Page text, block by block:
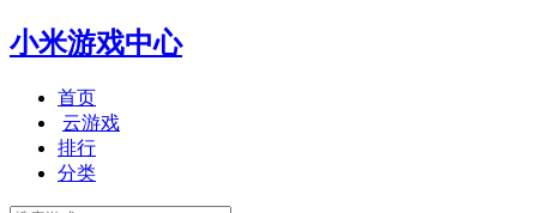
小米游戏中心
首页
云游戏
排行
分类